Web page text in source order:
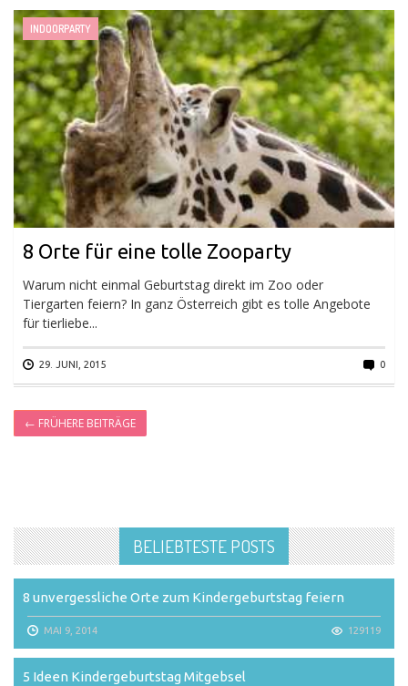
INDOORPARTY
8 Orte für eine tolle Zooparty
Warum nicht einmal Geburtstag direkt im Zoo oder
Tiergarten feiern? In ganz Österreich gibt es tolle Angebote
für tierliebe...
29. JUNI, 2015 0
← FRÜHERE BEITRÄGE
BELIEBTESTE POSTS
8 unvergessliche Orte zum Kindergeburtstag feiern
MAI 9, 2014 129119
5 Ideen Kindergeburtstag Mitgebsel